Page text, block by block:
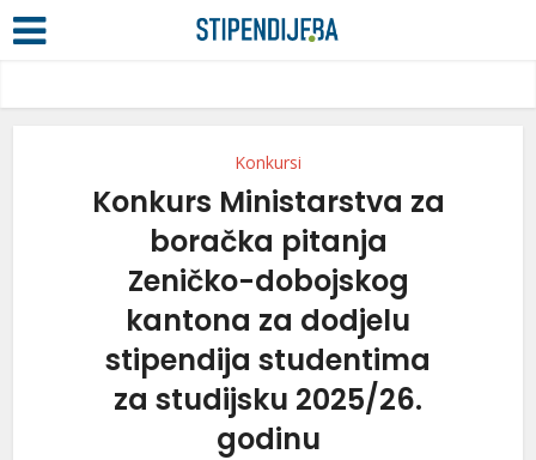
Konkursi
Konkurs Ministarstva za
boračka pitanja
Zeničko-dobojskog
kantona za dodjelu
stipendija studentima
za studijsku 2025/26.
godinu